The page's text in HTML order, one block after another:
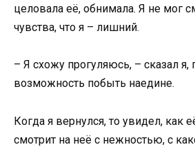
целовала её, обнимала. Я не мог
чувства, что я – лишний.
– Я схожу прогуляюсь, – сказал я,
возможность побыть наедине.
Когда я вернулся, то увидел,
смотрит на неё с нежностью, с